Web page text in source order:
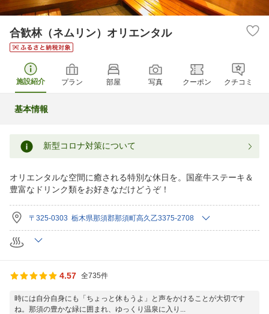
合歓林（ネムリン）オリエンタル
施設紹介 プラン 部屋 写真 クーポン クチコミ
基本情報
新型コロナ対策について
オリエンタルな空間に癒される特別な休日を。国産牛ステーキ＆
豊富なドリンク類をお好きなだけどうぞ！
〒325-0303 栃木県那須郡那須町高久乙3375-2708
4.57 全735件
時には自分自身にも「ちょっと休もうよ」と声をかけることが大切です
ね。那須の豊かな緑に囲まれ、ゆっくり温泉に入り...